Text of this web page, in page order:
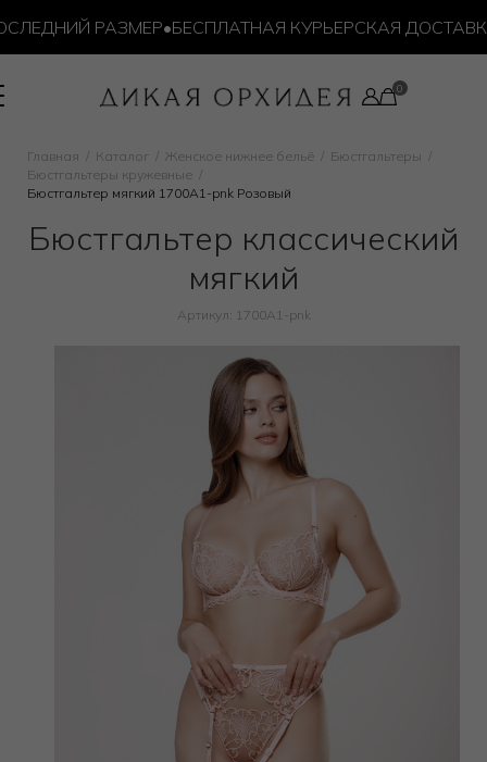
РАЗМЕР•БЕСПЛАТНАЯ КУРЬЕРСКАЯ ДОСТАВКА
Главная Каталог Женское нижнее бельё
Бюстгальтеры
Бюстгальтеры кружевные
Бюстгальтер мягкий 1700A1-pnk Розовый
Бюстгальтер классический
мягкий
Артикул: 1700A1-pnk